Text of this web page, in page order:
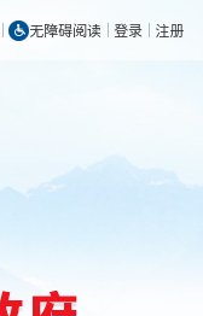
无障碍阅读 登录 注册